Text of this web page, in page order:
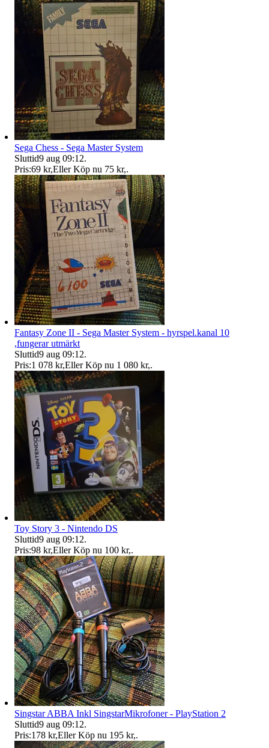
Sega Chess - Sega Master System
Sluttid9 aug 09:12.
Pris:69 kr,Eller Köp nu 75 kr,.
Fantasy Zone II - Sega Master System - hyrspel.kanal 10
,fungerar utmärkt
Sluttid9 aug 09:12.
Pris:1 078 kr,Eller Köp nu 1 080 kr,.
Toy Story 3 - Nintendo DS
Sluttid9 aug 09:12.
Pris:98 kr,Eller Köp nu 100 kr,.
Singstar ABBA Inkl SingstarMikrofoner - PlayStation 2
Sluttid9 aug 09:12.
Pris:178 kr,Eller Köp nu 195 kr,.